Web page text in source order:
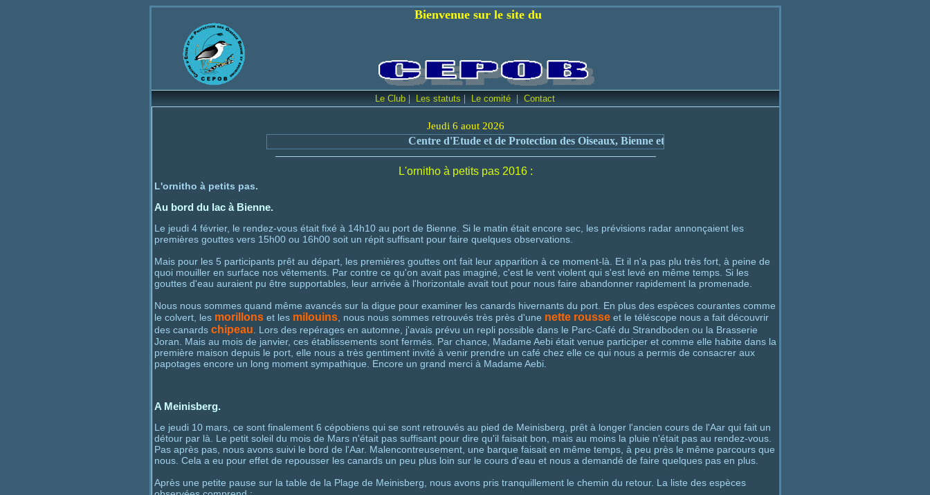
Bienvenue sur le site du
Le Club | Les statuts | Le comité | Contact
Jeudi 6 aout 2026
Centre d'Etude et de Protection des Oiseaux, Bienne et environs
L'ornitho à petits pas 2016 :
L'ornitho à petits pas.
Au bord du lac à Bienne.
Le jeudi 4 février, le rendez-vous était fixé à 14h10 au port de Bienne. Si le matin était encore sec, les prévisions radar annonçaient les
premières gouttes vers 15h00 ou 16h00 soit un répit suffisant pour faire quelques observations.
Mais pour les 5 participants prêt au départ, les premières gouttes ont fait leur apparition à ce moment-là. Et il n'a pas plu très fort, à peine de
quoi mouiller en surface nos vêtements. Par contre ce qu'on avait pas imaginé, c'est le vent violent qui s'est levé en même temps. Si les
gouttes d'eau auraient pu être supportables, leur arrivée à l'horizontale avait tout pour nous faire abandonner rapidement la promenade.
Nous nous sommes quand même avancés sur la digue pour examiner les canards hivernants du port. En plus des espèces courantes comme
le colvert, les morillonset les milouins, nous nous sommes retrouvés très près d'une nette rousseet le téléscope nous a fait découvrir
des canards chipeau. Lors des repérages en automne, j'avais prévu un repli possible dans le Parc-Café du Strandboden ou la Brasserie
Joran. Mais au mois de janvier, ces établissements sont fermés. Par chance, Madame Aebi était venue participer et comme elle habite dans la
première maison depuis le port, elle nous a très gentiment invité à venir prendre un café chez elle ce qui nous a permis de consacrer aux
papotages encore un long moment sympathique. Encore un grand merci à Madame Aebi.
A Meinisberg.
Le jeudi 10 mars, ce sont finalement 6 cépobiens qui se sont retrouvés au pied de Meinisberg, prêt à longer l'ancien cours de l'Aar qui fait un
détour par là. Le petit soleil du mois de Mars n'était pas suffisant pour dire qu'il faisait bon, mais au moins la pluie n'était pas au rendez-vous.
Pas après pas, nous avons suivi le bord de l'Aar. Malencontreusement, une barque faisait en même temps, à peu près le même parcours que
nous. Cela a eu pour effet de repousser les canards un peu plus loin sur le cours d'eau et nous a demandé de faire quelques pas en plus.
Après une petite pause sur la table de la Plage de Meinisberg, nous avons pris tranquillement le chemin du retour. La liste des espèces